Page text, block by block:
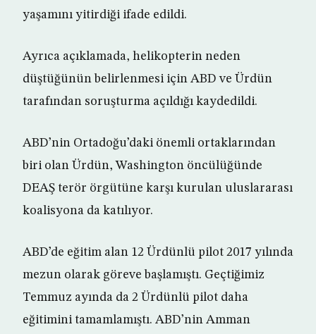
yaşamını yitirdiği ifade edildi.
Ayrıca açıklamada, helikopterin neden
düştüğünün belirlenmesi için ABD ve Ürdün
tarafından soruşturma açıldığı kaydedildi.
ABD’nin Ortadoğu’daki önemli ortaklarından
biri olan Ürdün, Washington öncülüğünde
DEAŞ terör örgütüne karşı kurulan uluslararası
koalisyona da katılıyor.
ABD’de eğitim alan 12 Ürdünlü pilot 2017 yılında
mezun olarak göreve başlamıştı. Geçtiğimiz
Temmuz ayında da 2 Ürdünlü pilot daha
eğitimini tamamlamıştı. ABD’nin Amman